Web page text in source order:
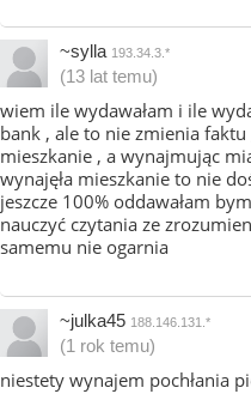
~sylla 193.34.3.*
(13 lat temu)
wiem ile wydawałam i ile
bank , ale to nie zmienia faktu
mieszkanie , a wynajmując
wynajęła mieszkanie to nie
jeszcze 100% oddawałam
nauczyć czytania ze
samemu nie ogarnia
~julka45 188.146.131.*
(1 rok temu)
niestety wynajem pochłania